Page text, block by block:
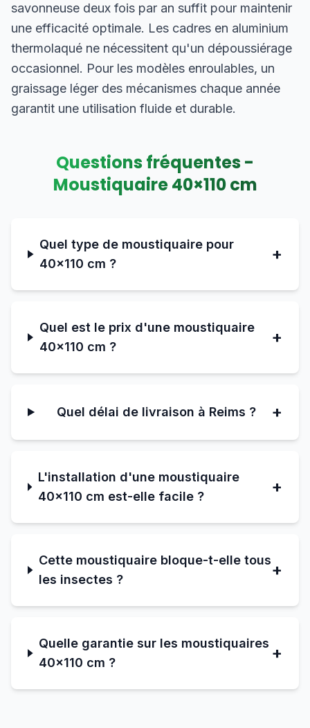
savonneuse deux fois par an suffit pour maintenir
une efficacité optimale. Les cadres en aluminium
thermolaqué ne nécessitent qu'un dépoussiérage
occasionnel. Pour les modèles enroulables, un
graissage léger des mécanismes chaque année
garantit une utilisation fluide et durable.
Questions fréquentes -
Moustiquaire40×110cm
Quel type de moustiquaire pour
40×110 cm ?
+
Quel est le prix d'une moustiquaire
40×110 cm ?
+
Quel délai de livraison à Reims ? +
L'installation d'une moustiquaire
40×110 cm est-elle facile ?
+
Cette moustiquaire bloque-t-elle tous
les insectes ?
+
Quelle garantie sur les moustiquaires
40×110 cm ?
+